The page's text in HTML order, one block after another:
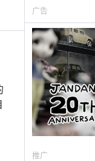
广告
推广